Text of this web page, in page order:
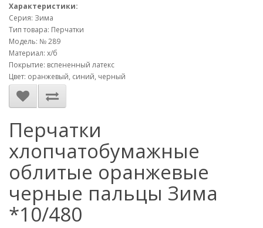
Характеристики:
Серия: Зима
Тип товара: Перчатки
Модель: № 289
Материал: х/б
Покрытие: вспененный латекс
Цвет: оранжевый, синий, черный
Перчатки
хлопчатобумажные
облитые оранжевые
черные пальцы Зима
*10/480